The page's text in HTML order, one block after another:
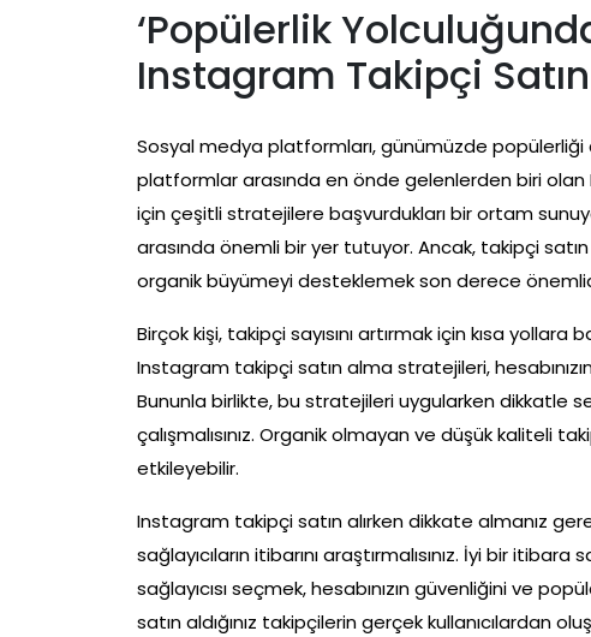
‘Popülerlik
Instagram Takipçi
Sosyal medya platformları, günümüzde popülerliği
platformlar arasında en önde gelenlerden biri olan
için çeşitli stratejilere başvurdukları bir ortam
arasında önemli bir yer tutuyor. Ancak, takipçi
organik büyümeyi desteklemek son derece
Birçok kişi, takipçi sayısını artırmak için kısa
Instagram takipçi satın alma stratejileri,
Bununla birlikte, bu stratejileri uygularken dikkatle
çalışmalısınız. Organik olmayan ve düşük kaliteli
etkileyebilir.
Instagram takipçi satın alırken dikkate almanız
sağlayıcıların itibarını araştırmalısınız. İyi bir
sağlayıcısı seçmek, hesabınızın güvenliğini ve
satın aldığınız takipçilerin gerçek kullanıcılardan